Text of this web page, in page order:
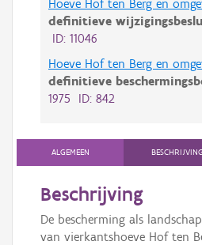
Hoeve Hof ten Berg en
definitieve
ID: 11046
Hoeve Hof ten Berg en
definitieve
1975 ID: 842
ALGEMEEN BESCHRIJVING
Beschrijving
De bescherming als
van vierkantshoeve Hof ten